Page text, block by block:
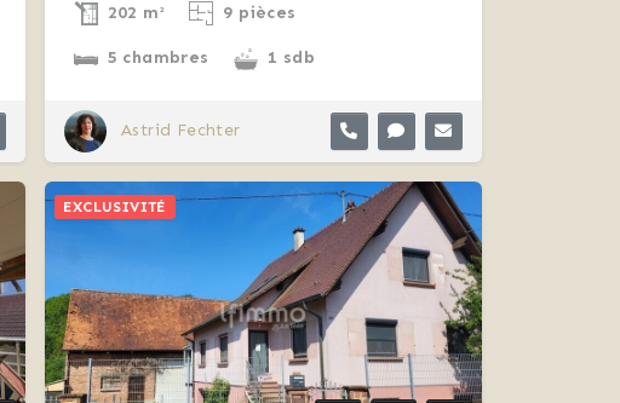
202 m² 9 pièces
5 chambres 1 sdb
Astrid Fechter
EXCLUSIVITÉ